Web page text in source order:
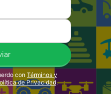
con Términos y
de Privacidad.